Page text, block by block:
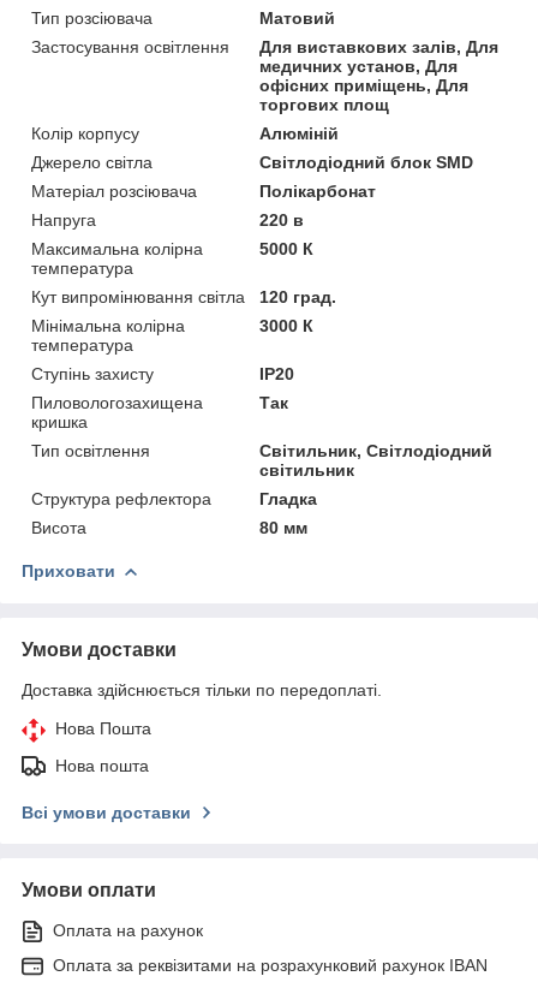
Тип розсіювача
Матовий
Застосування освітлення
Для виставкових залів, Для
медичних установ, Для
офісних приміщень, Для
торгових площ
Колір корпусу
Алюміній
Джерело світла
Світлодіодний блок SMD
Матеріал розсіювача
Полікарбонат
Напруга
220 в
Максимальна колірна
температура
5000 К
Кут випромінювання світла
120 град.
Мінімальна колірна
температура
3000 К
Ступінь захисту
IP20
Пиловологозахищена
кришка
Так
Тип освітлення
Світильник, Світлодіодний
світильник
Структура рефлектора
Гладка
Висота
80 мм
Приховати
Умови доставки
Доставка здійснюється тільки по передоплаті.
Нова Пошта
Нова пошта
Всі умови доставки
Умови оплати
Оплата на рахунок
Оплата за реквізитами на розрахунковий рахунок IBAN